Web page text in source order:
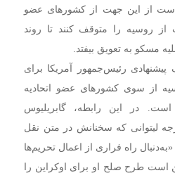
از این جهت از کشورهای عضو
از روسیه را متوقف کنند تا روند
مسکو به تعویق بیفتد.
پیشنهادی رئیس‌جمهور آمریکا برای
از سوی کشورهای عضو اتحادیه
است. در این رابطه، گابریلیوس
لیتوانی که سخنانش در متن نقل
راه فراری از اعمال تحریم‌ها
طرح صلح او برای اوکراین را